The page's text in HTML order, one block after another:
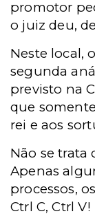
promotor
o juiz deu,
Neste local,
segunda
previsto na
que
rei e aos
Não se trata
Apenas
processos,
Ctrl C, Ctrl